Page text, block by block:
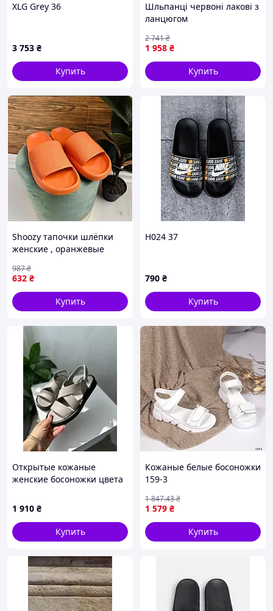
XLG Grey 36
3 753 ₴
Купить
Шльпанці червоні лакові з
ланцюгом
1 958 ₴
2 741₴
Купить
Shoozy тапочки шлёпки
женские , оранжевые
632 ₴
987₴
Купить
H024 37
790 ₴
Купить
Открытые кожаные
женские босоножки цвета
1 910 ₴
Купить
Кожаные белые босоножки
159-3
1 579 ₴
1 847.43₴
Купить